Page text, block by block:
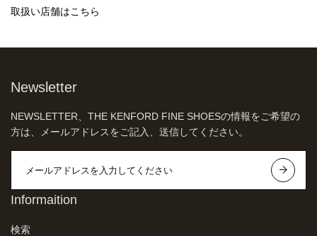
取扱い店舗はこちら
Newsletter
NEWSLETTER、THE KENFORD FINE SHOESの情報をご希望の
方は、メールアドレスをご記入、送信してください。
Informaition
検索